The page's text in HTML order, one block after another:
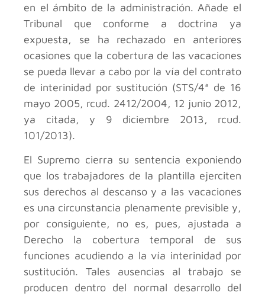
en el ámbito de la administración. Añade el
Tribunal que conforme a doctrina ya
expuesta, se ha rechazado en anteriores
ocasiones que la cobertura de las vacaciones
se pueda llevar a cabo por la vía del contrato
de interinidad por sustitución (STS/4ª de 16
mayo 2005, rcud. 2412/2004, 12 junio 2012,
ya citada, y 9 diciembre 2013, rcud.
101/2013).
El Supremo cierra su sentencia exponiendo
que los trabajadores de la plantilla ejerciten
sus derechos al descanso y a las vacaciones
es una circunstancia plenamente previsible y,
por consiguiente, no es, pues, ajustada a
Derecho la cobertura temporal de sus
funciones acudiendo a la vía interinidad por
sustitución. Tales ausencias al trabajo se
producen dentro del normal desarrollo del